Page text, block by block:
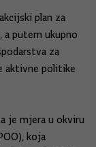
plan za
a putem ukupno
za
aktivne politike
je mjera u okviru
koja